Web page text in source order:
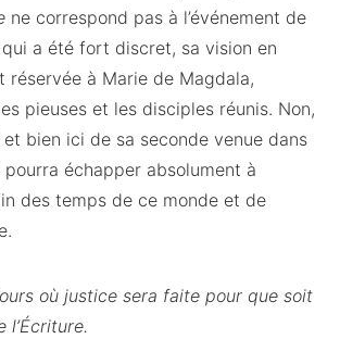
ne correspond pas à l’événement de
a été fort discret, sa vision en
réservée à Marie de Magdala,
pieuses et les disciples réunis. Non,
bien ici de sa seconde venue dans
échapper absolument à
des temps de ce monde et de
où justice sera faite pour que soit
l’Écriture.